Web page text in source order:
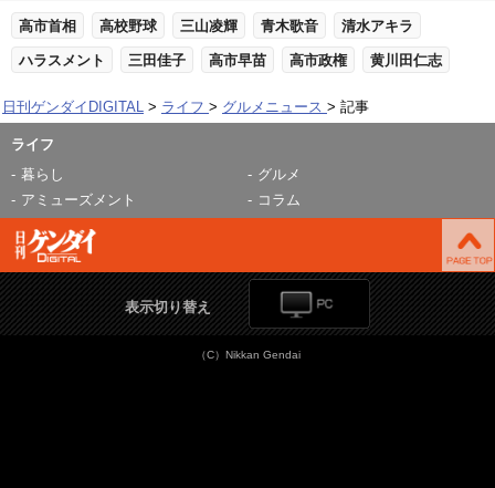
高市首相 高校野球 三山凌輝 青木歌音 清水アキラ
ハラスメント 三田佳子 高市早苗 高市政権 黄川田仁志
日刊ゲンダイDIGITAL ライフ グルメニュース 記事
ライフ
暮らし
グルメ
アミューズメント
コラム
表示切り替え
（C）Nikkan Gendai